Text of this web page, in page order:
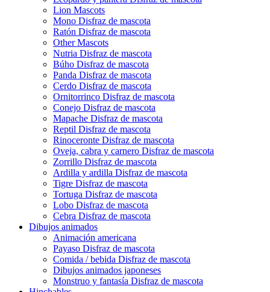
Lion Mascots
Mono Disfraz de mascota
Ratón Disfraz de mascota
Other Mascots
Nutria Disfraz de mascota
Búho Disfraz de mascota
Panda Disfraz de mascota
Cerdo Disfraz de mascota
Ornitorrinco Disfraz de mascota
Conejo Disfraz de mascota
Mapache Disfraz de mascota
Reptil Disfraz de mascota
Rinoceronte Disfraz de mascota
Oveja, cabra y carnero Disfraz de mascota
Zorrillo Disfraz de mascota
Ardilla y ardilla Disfraz de mascota
Tigre Disfraz de mascota
Tortuga Disfraz de mascota
Lobo Disfraz de mascota
Cebra Disfraz de mascota
Dibujos animados
Animación americana
Payaso Disfraz de mascota
Comida / bebida Disfraz de mascota
Dibujos animados japoneses
Monstruo y fantasía Disfraz de mascota